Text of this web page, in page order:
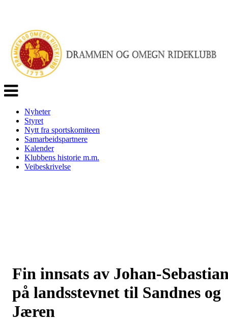
Veksle
navigasjon
Nyheter
Styret
Nytt fra sportskomiteen
Samarbeidspartnere
Kalender
Klubbens historie m.m.
Veibeskrivelse
Fin innsats av Johan-
på landsstevnet til Sandnes og
Jæren